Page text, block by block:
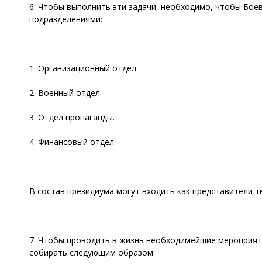
6. Чтобы выполнить эти задачи, необходимо, чтобы
подразделениями:
1. Организационный отдел.
2. Военный отдел.
3. Отдел пропаганды.
4. Финансовый отдел.
В состав президиума могут входить как
7. Чтобы проводить в жизнь необходимейшие
собирать следующим образом: